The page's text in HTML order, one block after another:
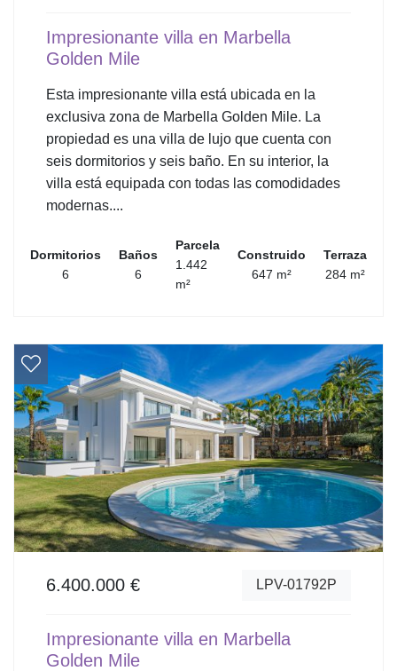
Impresionante villa en Marbella
Golden Mile
Esta impresionante villa está ubicada en la
exclusiva zona de Marbella Golden Mile. La
propiedad es una villa de lujo que cuenta con
seis dormitorios y seis baño. En su interior, la
villa está equipada con todas las comodidades
modernas....
Dormitorios
6
Baños
6
Parcela
1.442
m²
Construido
647 m²
Terraza
284 m²
6.400.000 € LPV-01792P
Impresionante villa en Marbella
Golden Mile